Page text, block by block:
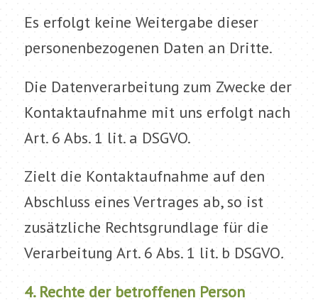
Es erfolgt keine Weitergabe dieser
personenbezogenen Daten an Dritte.
Die Datenverarbeitung zum Zwecke der
Kontaktaufnahme mit uns erfolgt nach
Art. 6 Abs. 1 lit. a DSGVO.
Zielt die Kontaktaufnahme auf den
Abschluss eines Vertrages ab, so ist
zusätzliche Rechtsgrundlage für die
Verarbeitung Art. 6 Abs. 1 lit. b DSGVO.
4. Rechte der betroffenen Person